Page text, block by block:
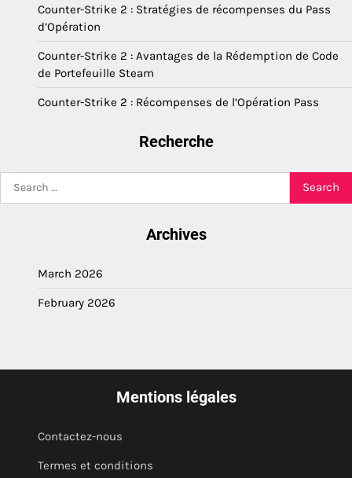
Counter-Strike 2 : Stratégies de récompenses du Pass
d’Opération
Counter-Strike 2 : Avantages de la Rédemption de Code
de Portefeuille Steam
Counter-Strike 2 : Récompenses de l’Opération Pass
Recherche
Archives
March 2026
February 2026
Mentions légales
Contactez-nous
Termes et conditions